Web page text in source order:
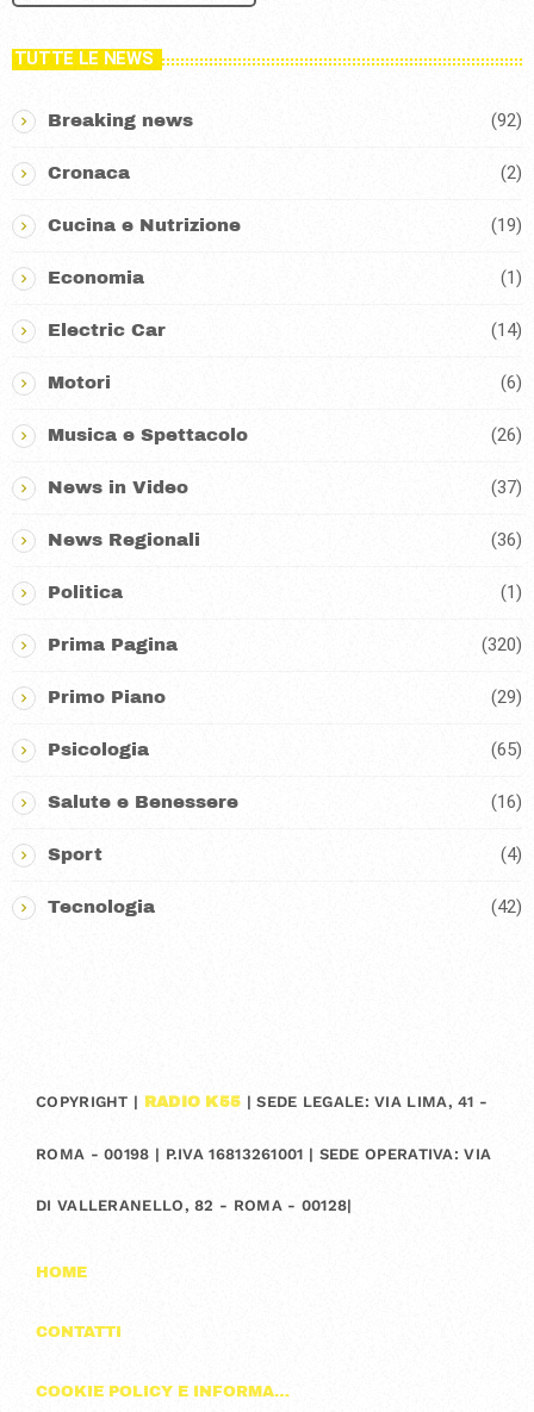
TUTTE LE NEWS
Breaking news (92)
Cronaca (2)
Cucina e Nutrizione (19)
Economia (1)
Electric Car (14)
Motori (6)
Musica e Spettacolo (26)
News in Video (37)
News Regionali (36)
Politica (1)
Prima Pagina (320)
Primo Piano (29)
Psicologia (65)
Salute e Benessere (16)
Sport (4)
Tecnologia (42)
COPYRIGHT | RADIO K55 | SEDE LEGALE: VIA LIMA, 41 -
ROMA - 00198 | P.IVA 16813261001 | SEDE OPERATIVA: VIA
DI VALLERANELLO, 82 - ROMA - 00128|
HOME
CONTATTI
COOKIE POLICY E INFORMAZIONI SULLA PRIVACY